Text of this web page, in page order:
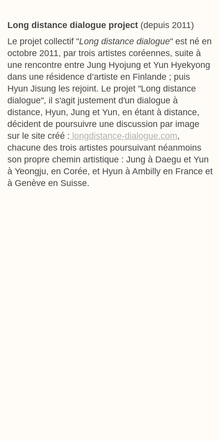
Long distance dialogue project (depuis 2011)
Le projet collectif "Long distance dialogue" est né en
octobre 2011, par trois artistes coréennes, suite à
une rencontre entre Jung Hyojung et Yun Hyekyong
dans une résidence d’artiste en Finlande ; puis
Hyun Jisung les rejoint. Le projet "Long distance
dialogue", il s'agit justement d'un dialogue à
distance, Hyun, Jung et Yun, en étant à distance,
décident de poursuivre une discussion par image
sur le site créé : longdistance-dialogue.com,
chacune des trois artistes poursuivant néanmoins
son propre chemin artistique : Jung à Daegu et Yun
à Yeongju, en Corée, et Hyun à Ambilly en France et
à Genève en Suisse.